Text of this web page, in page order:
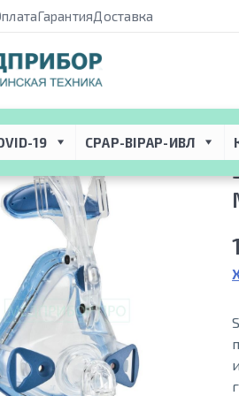
ГарантияДоставка
19 CPAP-BIPAP-ИВЛ